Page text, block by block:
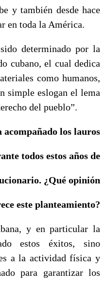
y también desde hace
en toda la América.
determinado por la
cubano, el cual dedica
como humanos,
simple eslogan el lema
del pueblo”.
los lauros
todos estos años de
¿Qué opinión
este planteamiento?
y en particular la
estos éxitos, sino
a la actividad física y
para garantizar los